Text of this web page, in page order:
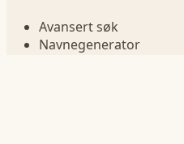
Avansert søk
Navnegenerator